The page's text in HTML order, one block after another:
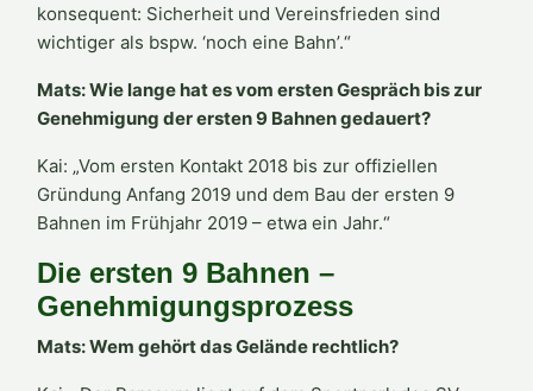
konsequent: Sicherheit und Vereinsfrieden sind
wichtiger als bspw. ‘noch eine Bahn’.“
Mats: Wie lange hat es vom ersten Gespräch bis zur
Genehmigung der ersten 9 Bahnen gedauert?
Kai: „Vom ersten Kontakt 2018 bis zur offiziellen
Gründung Anfang 2019 und dem Bau der ersten 9
Bahnen im Frühjahr 2019 – etwa ein Jahr.“
Die ersten 9 Bahnen –
Genehmigungsprozess
Mats: Wem gehört das Gelände rechtlich?